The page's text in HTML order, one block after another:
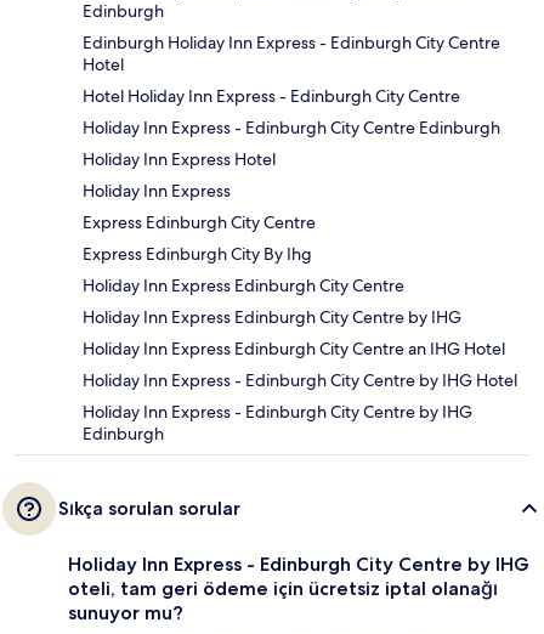
Edinburgh
Edinburgh Holiday Inn Express - Edinburgh City Centre
Hotel
Hotel Holiday Inn Express - Edinburgh City Centre
Holiday Inn Express - Edinburgh City Centre Edinburgh
Holiday Inn Express Hotel
Holiday Inn Express
Express Edinburgh City Centre
Express Edinburgh City By Ihg
Holiday Inn Express Edinburgh City Centre
Holiday Inn Express Edinburgh City Centre by IHG
Holiday Inn Express Edinburgh City Centre an IHG Hotel
Holiday Inn Express - Edinburgh City Centre by IHG Hotel
Holiday Inn Express - Edinburgh City Centre by IHG
Edinburgh
Sıkça sorulan sorular
Holiday Inn Express - Edinburgh City Centre by IHG
oteli, tam geri ödeme için ücretsiz iptal olanağı
sunuyor mu?